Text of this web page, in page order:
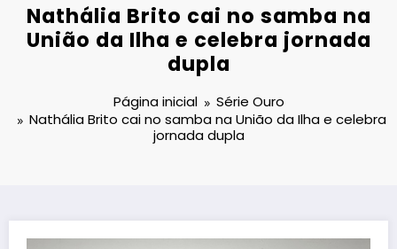
Nathália Brito cai no samba na
União da Ilha e celebra jornada
dupla
Página inicial
Série Ouro
Nathália Brito cai no samba na União da Ilha e celebra
jornada dupla